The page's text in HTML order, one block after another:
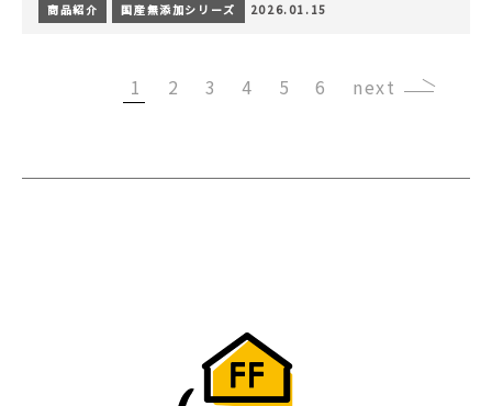
商品紹介 国産無添加シリーズ 2026.01.15
1 2 3 4 5 6 ›